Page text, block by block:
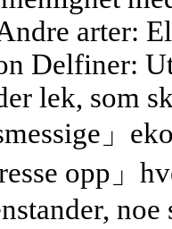
arter:
Delfiner:
lek, som
」
opp」